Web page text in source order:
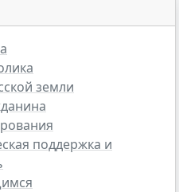
земли
поддержка и